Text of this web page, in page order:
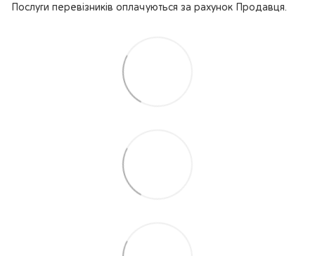
Послуги перевізників оплачуються за рахунок Продавця.